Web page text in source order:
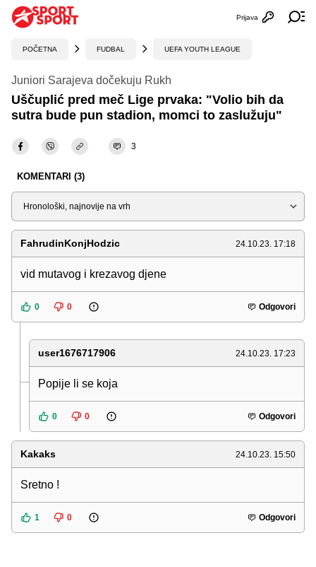
Otvori
Prijava
POČETNA FUDBAL UEFA YOUTH LEAGUE
Juniori Sarajeva dočekuju Rukh
Uščuplić pred meč Lige prvaka: "Volio bih da
sutra bude pun stadion, momci to zaslužuju"
3
KOMENTARI (3)
Sortiraj
FahrudinKonjHodzic 24.10.23. 17:18
vid mutavog i krezavog djene
0 0 Odgovori
user1676717906 24.10.23. 17:23
Popije li se koja
0 0 Odgovori
Kakaks 24.10.23. 15:50
Sretno !
1 0 Odgovori